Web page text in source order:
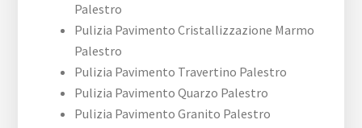
Palestro
Pulizia Pavimento Cristallizzazione Marmo
Palestro
Pulizia Pavimento Travertino Palestro
Pulizia Pavimento Quarzo Palestro
Pulizia Pavimento Granito Palestro